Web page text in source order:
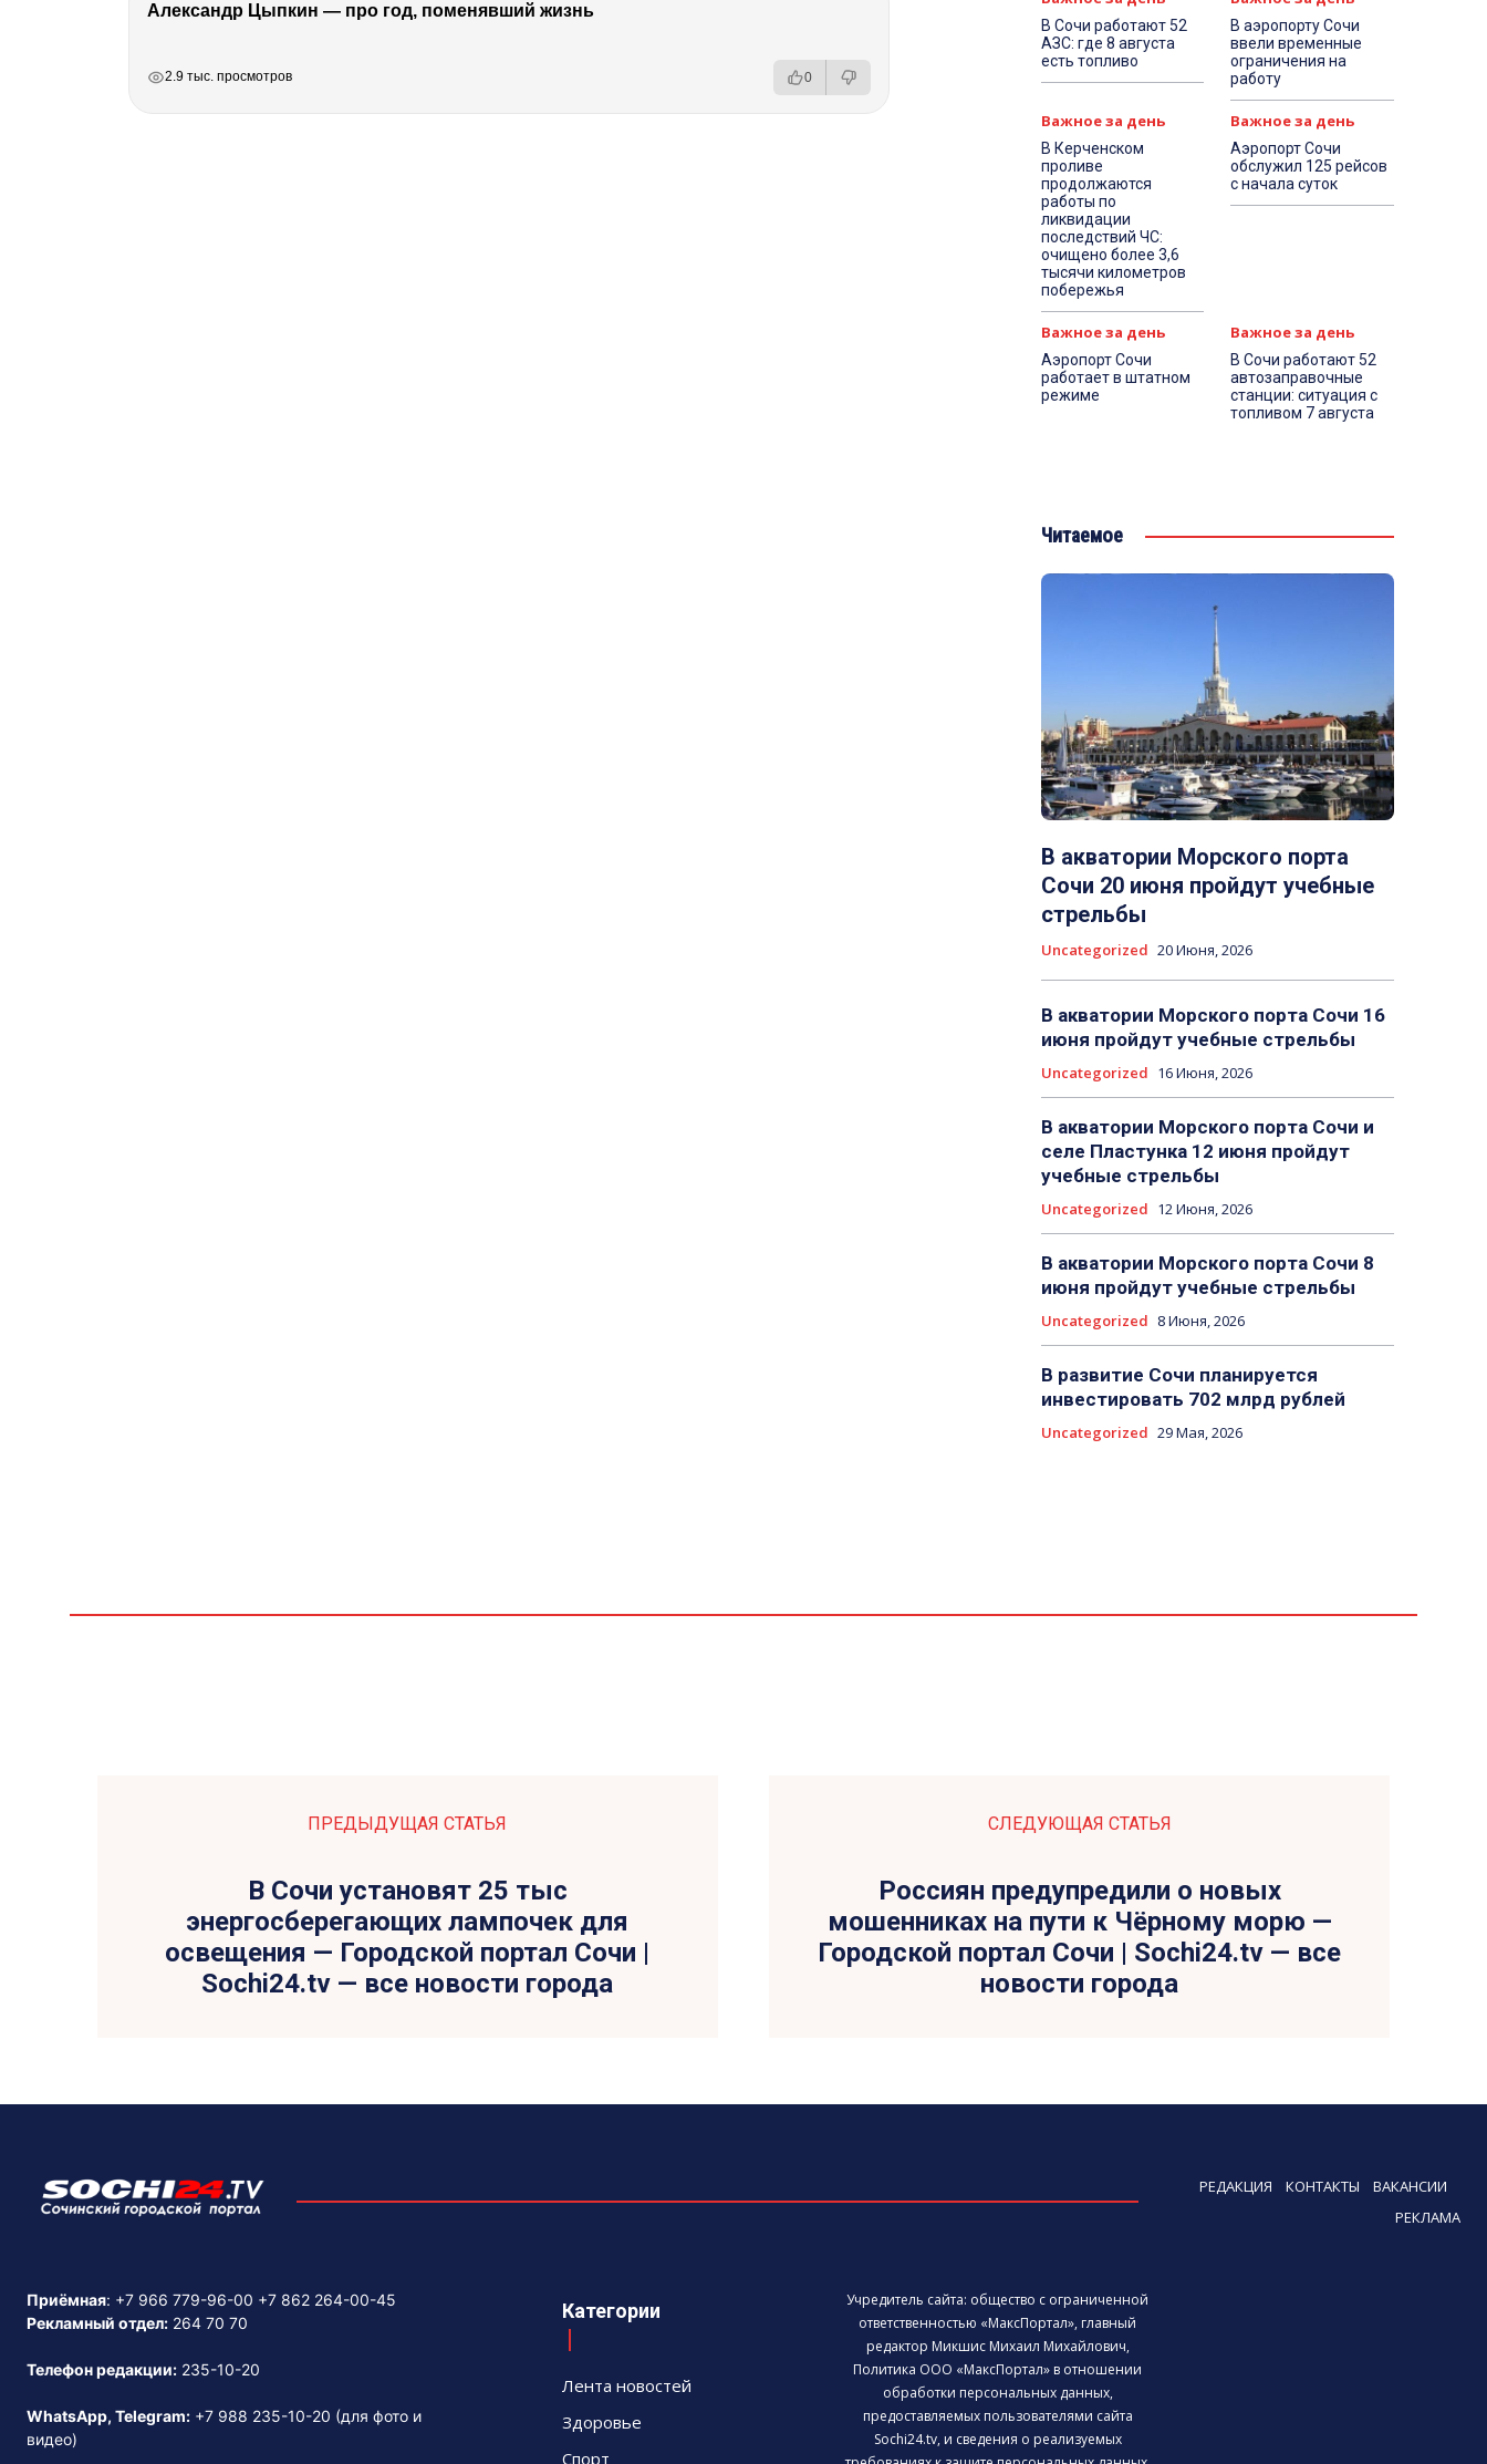
Александр Цыпкин — про год, поменявший жизнь
2.9 тыс. просмотров 0
В Сочи работают 52
АЗС: где 8 августа
есть топливо
В аэропорту Сочи
ввели временные
ограничения на
работу
Важное за день
В Керченском
проливе
продолжаются
работы по
ликвидации
последствий ЧС:
очищено более 3,6
тысячи километров
побережья
Важное за день
Аэропорт Сочи
обслужил 125 рейсов
с начала суток
Важное за день
Аэропорт Сочи
работает в штатном
режиме
Важное за день
В Сочи работают 52
автозаправочные
станции: ситуация с
топливом 7 августа
Читаемое
В акватории Морского порта
Сочи 20 июня пройдут учебные
стрельбы
Uncategorized 20 Июня, 2026
В акватории Морского порта Сочи 16
июня пройдут учебные стрельбы
Uncategorized 16 Июня, 2026
В акватории Морского порта Сочи и
селе Пластунка 12 июня пройдут
учебные стрельбы
Uncategorized 12 Июня, 2026
В акватории Морского порта Сочи 8
июня пройдут учебные стрельбы
Uncategorized 8 Июня, 2026
В развитие Сочи планируется
инвестировать 702 млрд рублей
Uncategorized 29 Мая, 2026
ПРЕДЫДУЩАЯ СТАТЬЯ
В Сочи установят 25 тыс
энергосберегающих лампочек для
освещения — Городской портал Сочи |
Sochi24.tv — все новости города
СЛЕДУЮЩАЯ СТАТЬЯ
Россиян предупредили о новых
мошенниках на пути к Чёрному морю —
Городской портал Сочи | Sochi24.tv — все
новости города
РЕДАКЦИЯ КОНТАКТЫ
ВАКАНСИИ
РЕКЛАМА
Приёмная: +7 966 779-96-00 +7 862 264-00-45
Рекламный отдел: 264 70 70
Телефон редакции: 235-10-20
WhatsApp, Telegram: +7 988 235-10-20 (для фото и
видео)
Категории
Лента новостей
Здоровье
Спорт
Учредитель сайта: общество с ограниченной
ответственностью «МаксПортал», главный
редактор Микшис Михаил Михайлович,
Политика ООО «МаксПортал» в отношении
обработки персональных данных,
предоставляемых пользователями сайта
Sochi24.tv, и сведения о реализуемых